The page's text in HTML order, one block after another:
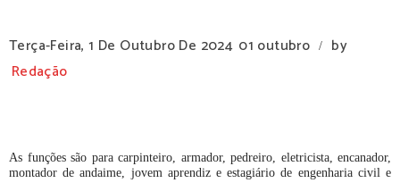
Terça-Feira, 1 De Outubro De 2024 01 outubro /
by
Redação
As funções são para carpinteiro, armador, pedreiro, eletricista, encanador,
montador de andaime, jovem aprendiz e estagiário de engenharia civil e